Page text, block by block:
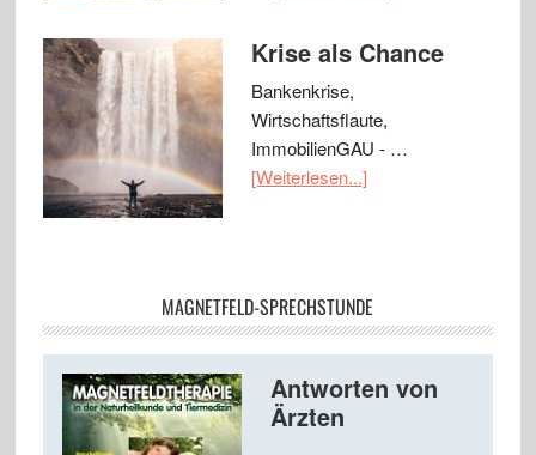
Krise als Chance
Bankenkrise,
Wirtschaftsflaute,
ImmobilienGAU - …
[Weiterlesen...]
MAGNETFELD-SPRECHSTUNDE
Antworten von
Ärzten